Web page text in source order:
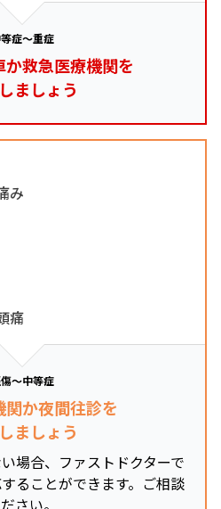
症～重症
救急医療機関を
ましょう
み
痛
～中等症
か夜間往診を
ましょう
場合、ファストドクターで
ることができます。ご相談
さい。